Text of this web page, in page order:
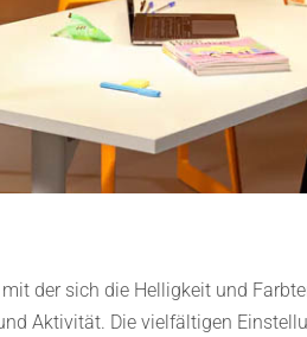
der sich die Helligkeit und
Aktivität. Die vielfältigen